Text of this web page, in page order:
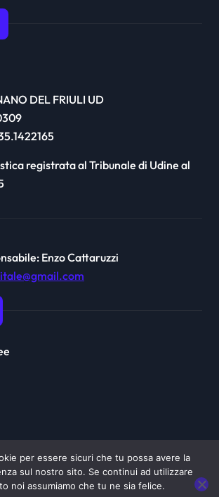
DEL FRIULI UD
registrata al Tribunale di Udine al
Enzo Cattaruzzi
per essere sicuri che tu possa avere la
sul nostro sito. Se continui ad utilizzare
noi assumiamo che tu ne sia felice.